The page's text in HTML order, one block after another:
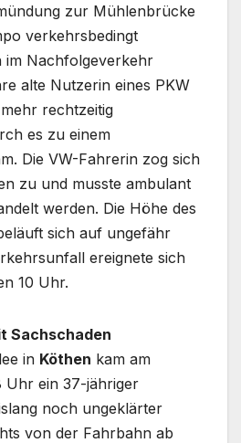
zur Mühlenbrücke
verkehrsbedingt
im Nachfolgeverkehr
alte Nutzerin eines PKW
rechtzeitig
es zu einem
Die VW-Fahrerin zog sich
zu und musste ambulant
werden. Die Höhe des
sich auf ungefähr
ereignete sich
10 Uhr.
Sachschaden
in Köthen kam am
Uhr ein 37-jähriger
noch ungeklärter
von der Fahrbahn ab